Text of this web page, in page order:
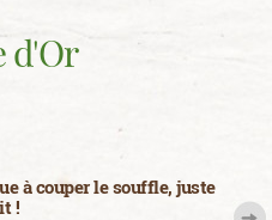
d'Or
à couper le souffle, juste
!